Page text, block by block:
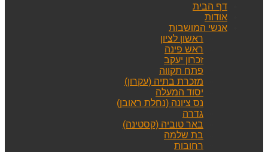
דף הבית
אודות
אנשי המושבות
ראשון לציון
ראש פינה
זכרון יעקב
פתח תקווה
מזכרת בתיה (עקרון)
יסוד המעלה
נס ציונה (נחלת ראובן)
גדרה
באר טוביה (קסטינה)
בת שלמה
רחובות